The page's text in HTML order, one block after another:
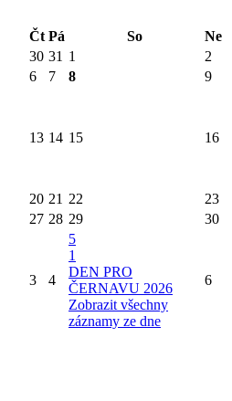
Čt Pá So
Ne
30 31 1
2
6 7 8 9
13 14 15 16
20 21 22
23
27 28 29 30
3 4
5
1
DEN PRO
ČERNAVU 2026
Zobrazit všechny
záznamy ze dne
6